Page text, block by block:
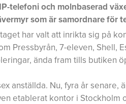
telefoni och molnbaserad
som är samordnare för
har valt att inrikta sig på
Pressbyrån, 7-eleven, Shell,
ända fram tills butiken
anställda. Nu, fyra år senare,
etablerat kontor i Stockholm